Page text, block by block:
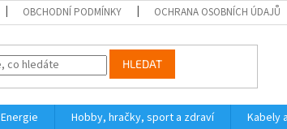
OBCHODNÍ PODMÍNKY OCHRANA OSOBNÍCH ÚDAJŮ
HLEDAT
Energie Hobby, hračky, sport a zdraví Kabely